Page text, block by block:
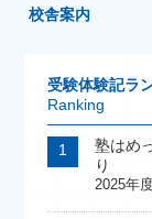
校舎案内
受験体験記ラ
Ranking
塾はめ
り
2025年